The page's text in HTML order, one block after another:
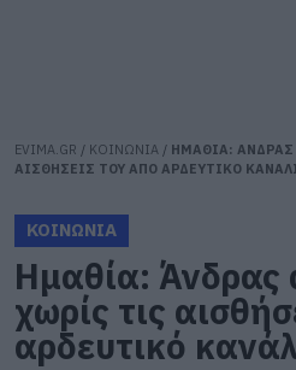
EVIMA.GR / ΚΟΙΝΩΝΙΑ / ΗΜΑΘΙΑ: ΑΝΔΡΑΣ
ΑΙΣΘΗΣΕΙΣ ΤΟΥ ΑΠΟ ΑΡΔΕΥΤΙΚΟ
ΚΟΙΝΩΝΙΑ
Ημαθία: Άνδρας
χωρίς τις
αρδευτικό